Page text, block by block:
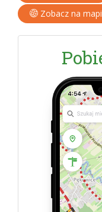
Zobacz na